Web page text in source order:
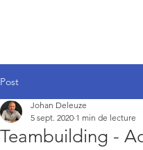
Post
Teambuilding -
Johan Deleuze
5 sept. 2020 1 min de lecture